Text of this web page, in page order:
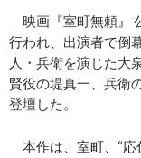
映画『室町無頼』
行われ、出演者で倒
人・兵衛を演じた大
賢役の堤真一、兵衛
登壇した。
本作は、室町、“応